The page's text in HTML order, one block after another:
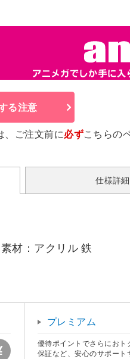
る注意
、ご注文前に必ずこちらの
仕様詳細
材：アクリル 鉄
プレミアム
優待ポイントでさらにおト
保証など、安心のサポート